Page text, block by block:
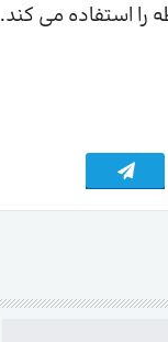
را استفاده می کند.